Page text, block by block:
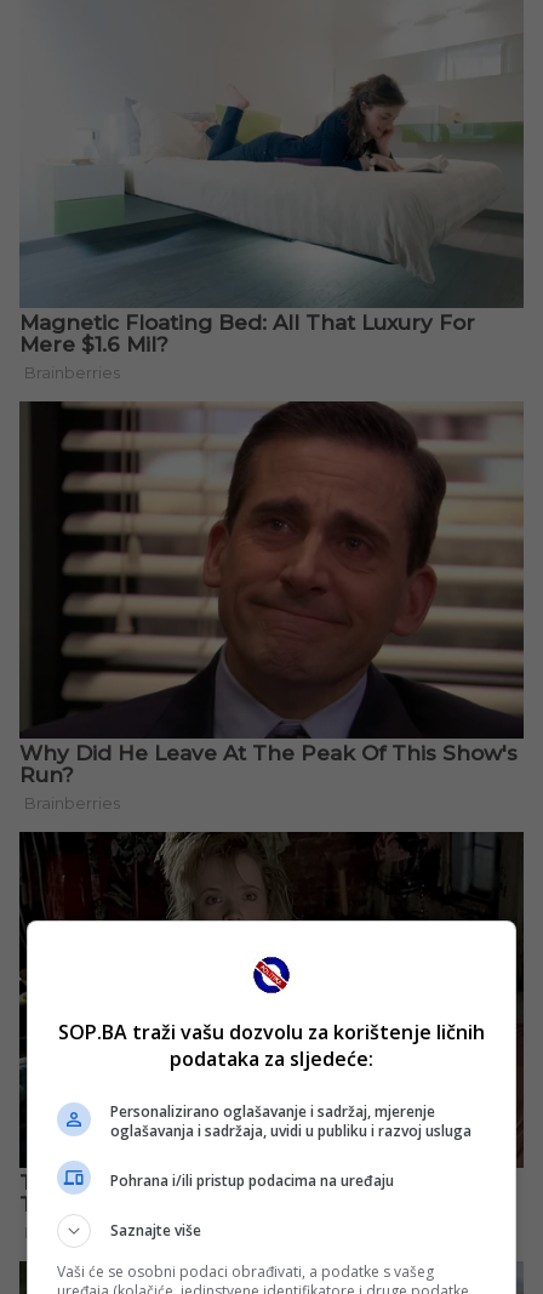
SOP.BA traži vašu dozvolu za korištenje ličnih
podataka za sljedeće:
Personalizirano oglašavanje i sadržaj, mjerenje
oglašavanja i sadržaja, uvidi u publiku i razvoj usluga
Pohrana i/ili pristup podacima na uređaju
Saznajte više
Vaši će se osobni podaci obrađivati, a podatke s vašeg